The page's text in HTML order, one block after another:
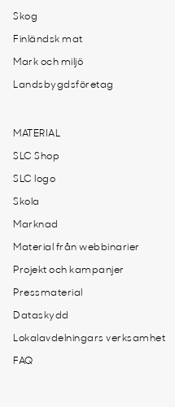
Skog
Finländsk mat
Mark och miljö
Landsbygdsföretag
MATERIAL
SLC Shop
SLC logo
Skola
Marknad
Material från webbinarier
Projekt och kampanjer
Pressmaterial
Dataskydd
Lokalavdelningars verksamhet
FAQ